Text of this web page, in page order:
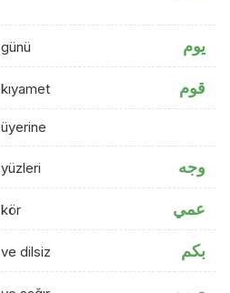
günü يوم
kıyamet قوم
üyerine
yüzleri وجه
kör عمي
ve dilsiz بكم